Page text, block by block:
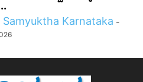
Samyuktha Karnataka -